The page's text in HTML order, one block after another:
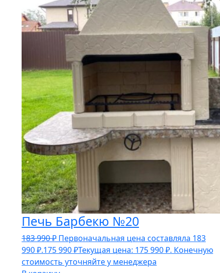
Печь Барбекю №20
183 990₽ Первоначальная цена составляла 183
990 ₽.175 990₽Текущая цена: 175 990 ₽. Конечную
стоимость уточняйте у менеджера